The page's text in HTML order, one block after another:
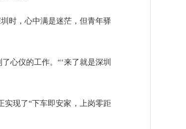
时，心中满是迷茫，但青年驿
心仪的工作。“‘来了就是深圳
现了“下车即安家，上岗零距